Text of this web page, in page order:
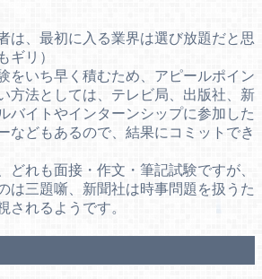
は、最初に入る業界は選び放題だと思
ギリ）
をいち早く積むため、アピールポイン
方法としては、テレビ局、出版社、新
バイトやインターンシップに参加した
などもあるので、結果にコミットでき
どれも面接・作文・筆記試験ですが、
は三題噺、新聞社は時事問題を扱うた
されるようです。